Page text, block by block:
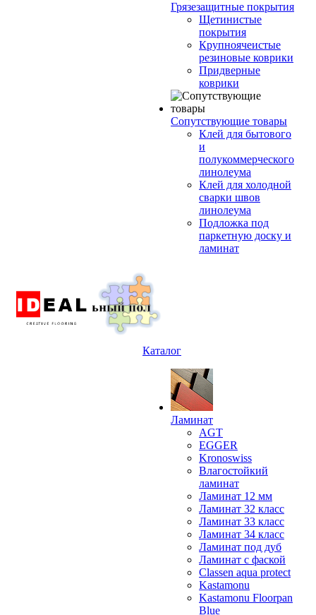
Грязезащитные покрытия
Щетинистые
покрытия
Крупноячеистые
резиновые коврики
Придверные
коврики
Сопутствующие товары
Клей для бытового
и
полукоммерческого
линолеума
Клей для холодной
сварки швов
линолеума
Подложка под
паркетную доску и
ламинат
Каталог
Ламинат
AGT
EGGER
Kronoswiss
Влагостойкий
ламинат
Ламинат 12 мм
Ламинат 32 класс
Ламинат 33 класс
Ламинат 34 класс
Ламинат под дуб
Ламинат с фаской
Classen aqua protect
Kastamonu
Kastamonu Floorpan
Blue